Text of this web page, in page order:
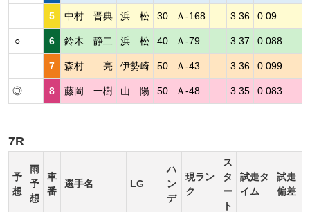
5 中村 晋典 浜 松 30 Ａ-168 3.36 0.09
○ 6 鈴木 静二 浜 松 40 Ａ-79 3.37 0.088
7 森村 亮 伊勢崎 50 Ａ-43 3.36 0.099
◎ 8 藤岡 一樹 山 陽 50 Ａ-48 3.35 0.083
7R
予
想
雨
予
想
車
番
選手名 LG
ハ
ン
デ
現ラン
ク
ス
タ
ー
ト
試走タ
イム
試走
偏差